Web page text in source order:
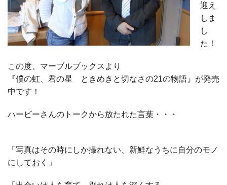
迎え
しま
し
た！
この度、マーブルブックスより
『僕の虹、君の星 ときめきと切なさの21の物語』が発売
中です！
ハービーさんのトークから放たれた言葉・・・
「写真はその時にしか撮れない、新鮮なうちに自分のモノ
にしておく」